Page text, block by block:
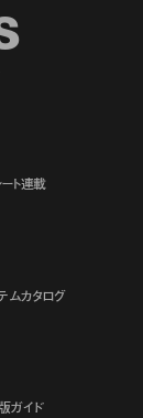
ト連載
ムカタログ
ガイド